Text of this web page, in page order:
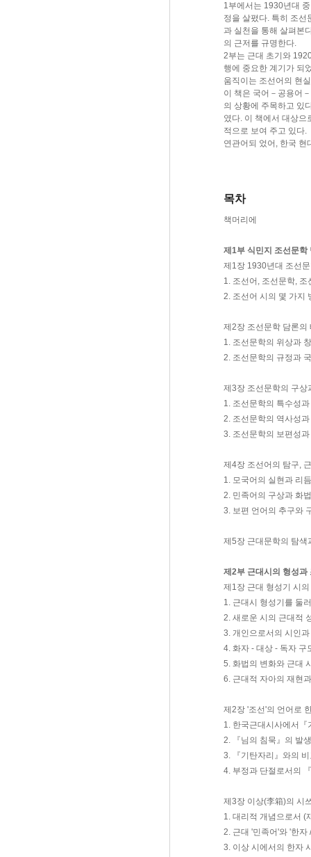
1부에서는 1930년대
정을 살폈다. 특히 조선
과 실천을 통해 살펴본
의 근저를 규명한다.
2부는 근대 초기와
행에 중요한 계기가 되
움직이는 조선어의 현
이 책은 국어－공용어
의 상황에 주목하고 있
였다. 이 책에서 대상
적으로 보여 주고 있다.
연관어되 었어, 한국
목차
책머리에
제1부 식민지 조선문학
제1장 1930년대 조선
1. 조선어, 조선문학,
2. 조선어 시의 몇 가지
제2장 조선문학 담론
1. 조선문학의 위상과
2. 조선문학의 규정과
제3장 조선문학의 구
1. 조선문학의 특수성
2. 조선문학의 역사성
3. 조선문학의 보편성
제4장 조선어의 탐구,
1. 모국어의 실현과 리
2. 민족어의 구상과 화
3. 보편 언어의 추구와
제5장 근대문학의 탐
제2부 근대시의 형성과
제1장 근대 형성기 시
1. 근대시 형성기를 둘
2. 새로운 시의 근대적
3. 개인으로서의 시인
4. 화자 - 대상 - 독자
5. 화법의 변화와 근대
6. 근대적 자아의 재현
제2장 '조선'의 언어로
1. 한국근대시사에서
2. 『님의 침묵』의 발
3. 『기탄자리』와의
4. 부정과 단절로서의
제3장 이상(李箱)의 시
1. 대리적 개념으로서 (
2. 근대 '민족어'와 '한
3. 이상 시에서의 한자